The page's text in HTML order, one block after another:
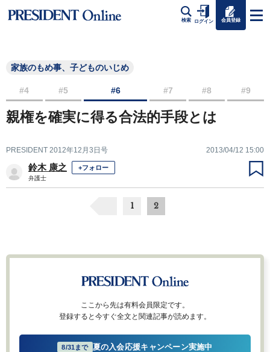
検索 ログイン 会員登録
家族のもめ事、子どものいじめ
#4 #5 #6 #7 #8 #9
親権を確実に得る合法的手段とは
PRESIDENT 2012年12月3日号 2013/04/12 15:00
鈴木 康之 +フォロー
弁護士
1 2
ここから先は有料会員限定です。
登録すると今すぐ全文と関連記事が読めます。
8/31まで 夏の入会応援キャンペーン実施中